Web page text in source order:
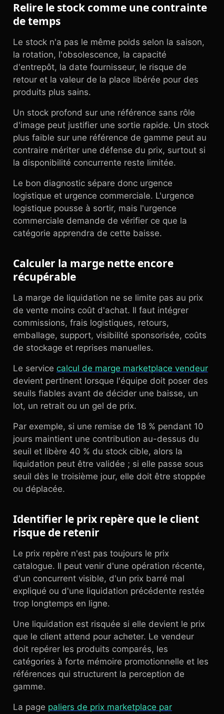
Relire le stock comme une contrainte
de temps
Le stock n'a pas le même poids selon la saison,
la rotation, l'obsolescence, la capacité
d'entrepôt, la date fournisseur, le risque de
retour et la valeur de la place libérée pour des
produits plus sains.
Un stock profond sur une référence sans rôle
d'image peut justifier une sortie rapide. Un stock
plus faible sur une référence de gamme peut au
contraire mériter une défense du prix, surtout si
la disponibilité concurrente reste limitée.
Le bon diagnostic sépare donc urgence
logistique et urgence commerciale. L'urgence
logistique pousse à sortir, mais l'urgence
commerciale demande de vérifier ce que la
catégorie apprendra de cette baisse.
Calculer la marge nette encore
récupérable
La marge de liquidation ne se limite pas au prix
de vente moins coût d'achat. Il faut intégrer
commissions, frais logistiques, retours,
emballage, support, visibilité sponsorisée, coûts
de stockage et reprises manuelles.
Le service calcul de marge marketplace vendeur
devient pertinent lorsque l'équipe doit poser des
seuils fiables avant de décider une baisse, un
lot, un retrait ou un gel de prix.
Par exemple, si une remise de 18 % pendant 10
jours maintient une contribution au-dessus du
seuil et libère 40 % du stock cible, alors la
liquidation peut être validée ; si elle passe sous
seuil dès le troisième jour, elle doit être stoppée
ou déplacée.
Identifier le prix repère que le client
risque de retenir
Le prix repère n'est pas toujours le prix
catalogue. Il peut venir d'une opération récente,
d'un concurrent visible, d'un prix barré mal
expliqué ou d'une liquidation précédente restée
trop longtemps en ligne.
Une liquidation est risquée si elle devient le prix
que le client attend pour acheter. Le vendeur
doit repérer les produits comparés, les
catégories à forte mémoire promotionnelle et les
références qui structurent la perception de
gamme.
La page paliers de prix marketplace par